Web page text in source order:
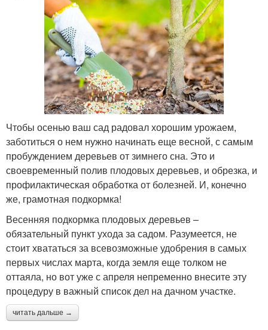
Чтобы осенью ваш сад радовал хорошим урожаем,
заботиться о нем нужно начинать еще весной, с самым
пробуждением деревьев от зимнего сна. Это и
своевременный полив плодовых деревьев, и обрезка, и
профилактическая обработка от болезней. И, конечно
же, грамотная подкормка!
Весенняя подкормка плодовых деревьев –
обязательный пункт ухода за садом. Разумеется, не
стоит хвататься за всевозможные удобрения в самых
первых числах марта, когда земля еще толком не
оттаяла, но вот уже с апреля непременно внесите эту
процедуру в важный список дел на дачном участке.
читать дальше →